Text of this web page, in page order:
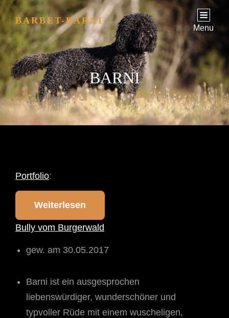
BARBET-BARNI
Menu
BARNI
Portfolio:
Weiterlesen
Bully vom Burgerwald
gew. am 30.05.2017
Barni ist ein ausgesprochen
liebenswürdiger, wunderschöner und
typvoller Rüde mit einem wuscheligen,